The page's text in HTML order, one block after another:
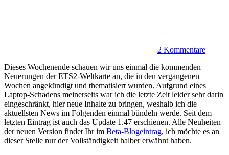
2 Kommentare
Dieses Wochenende schauen wir uns einmal die kommenden
Neuerungen der ETS2-Weltkarte an, die in den vergangenen
Wochen angekündigt und thematisiert wurden. Aufgrund eines
Laptop-Schadens meinerseits war ich die letzte Zeit leider sehr darin
eingeschränkt, hier neue Inhalte zu bringen, weshalb ich die
aktuellsten News im Folgenden einmal bündeln werde. Seit dem
letzten Eintrag ist auch das Update 1.47 erschienen. Alle Neuheiten
der neuen Version findet Ihr im Beta-Blogeintrag, ich möchte es an
dieser Stelle nur der Vollständigkeit halber erwähnt haben.